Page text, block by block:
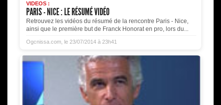
VIDEOS :
PARIS - NICE : LE RÉSUMÉ VIDÉO
Retrouvez les vidéos du résumé de la rencontre Paris - Nice,
ainsi que le première but de Franck Honorat en pro, lors du...
Ogcnissa.com, le 23/07/2014 à 23h41